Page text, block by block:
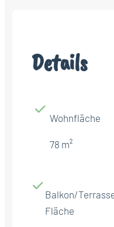
Details
Wohnfläche
78 m²
Balkon/
Fläche